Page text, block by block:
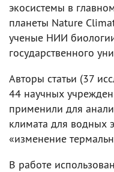
экосистемы в
планеты Nature
ученые НИИ
государственного
Авторы статьи (37
44 научных
применили для
климата для водных
«изменение
В работе